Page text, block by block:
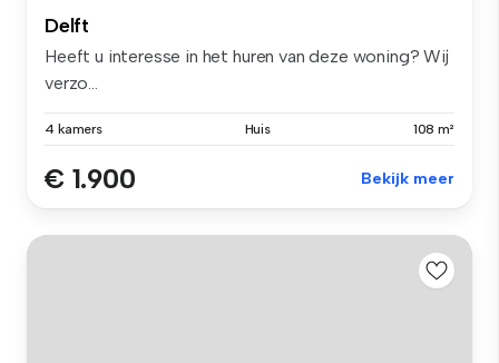
Delft
Heeft u interesse in het huren van deze woning? Wij
verzo...
4 kamers Huis 108 m²
€ 1.900 Bekijk meer